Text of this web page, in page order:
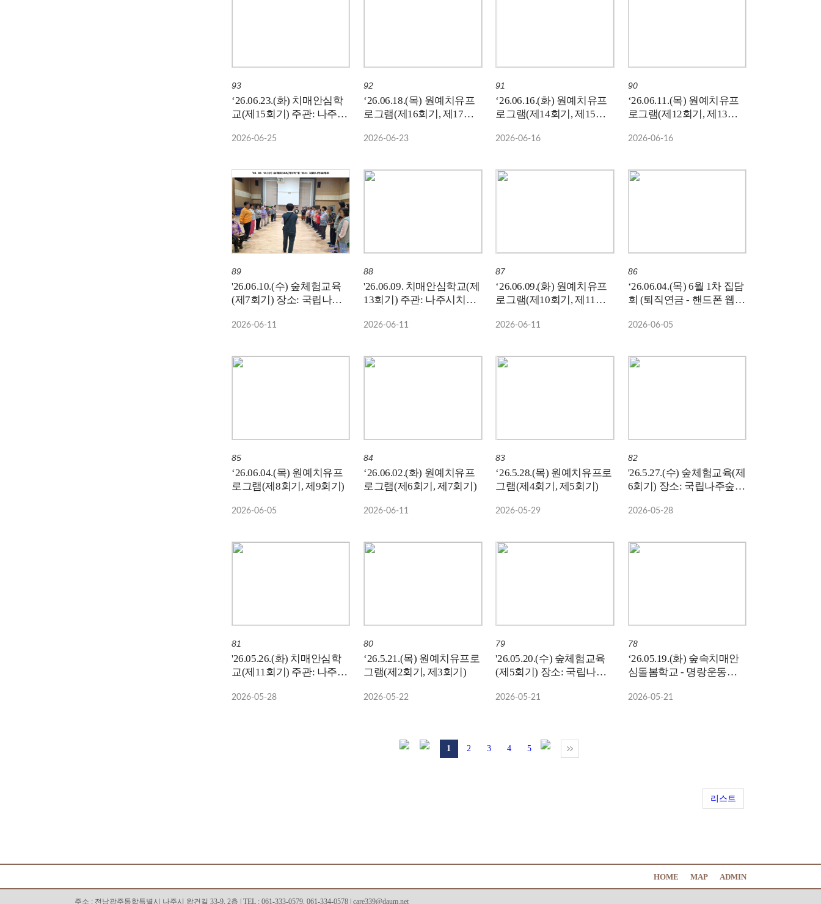
93
‘26.06.23.(화) 치매안심학
교(제15회기) 주관: 나주시
나주숲체원
2026-06-25
92
‘26.06.18.(목) 원예치유프
로그램(제16회기, 제17회
2026-06-23
91
‘26.06.16.(화) 원예치유프
로그램(제14회기, 제15회
2026-06-16
90
‘26.06.11.(목) 원예치유프
로그램(제12회기, 제13회
2026-06-16
89
'26.06.10.(수) 숲체험교육
(제7회기) 장소: 국립나주
2026-06-11
88
'26.06.09. 치매안심학교(제
13회기) 주관: 나주시치매
숲체원
2026-06-11
87
‘26.06.09.(화) 원예치유프
로그램(제10회기, 제11회
2026-06-11
86
‘26.06.04.(목) 6월 1차 집담
회 (퇴직연금 - 핸드폰 웹
2026-06-05
85
‘26.06.04.(목) 원예치유프
로그램(제8회기, 제9회기)
2026-06-05
84
‘26.06.02.(화) 원예치유프
로그램(제6회기, 제7회기)
2026-06-11
83
‘26.5.28.(목) 원예치유프로
그램(제4회기, 제5회기)
2026-05-29
82
'26.5.27.(수) 숲체험교육(제
6회기) 장소: 국립나주숲체
2026-05-28
81
'26.05.26.(화) 치매안심학
교(제11회기) 주관: 나주시
나주숲체원
2026-05-28
80
‘26.5.21.(목) 원예치유프로
그램(제2회기, 제3회기)
2026-05-22
79
'26.05.20.(수) 숲체험교육
(제5회기) 장소: 국립나주
2026-05-21
78
‘26.05.19.(화) 숲속치매안
심돌봄학교 - 명랑운동회 /
장소: 국립나주숲체험
2026-05-21
1 2 3 4 5
리스트
HOME MAP ADMIN
주소 : 전남광주통합특별시 나주시 왕건길 33-9, 2층 | TEL : 061-333-0579, 061-334-0578 | care339@daum.net